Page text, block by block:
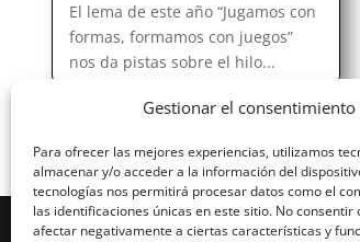
Gestionar el consentimiento
Para ofrecer las mejores experiencias, utilizamos
almacenar y/o acceder a la información del
tecnologías nos permitirá procesar datos como el
las identificaciones únicas en este sitio. No
afectar negativamente a ciertas características y
El lema de este año “Jugamos con
formas, formamos con juegos”
nos da pistas sobre el hilo...
Diseñado por Escuelas Pías